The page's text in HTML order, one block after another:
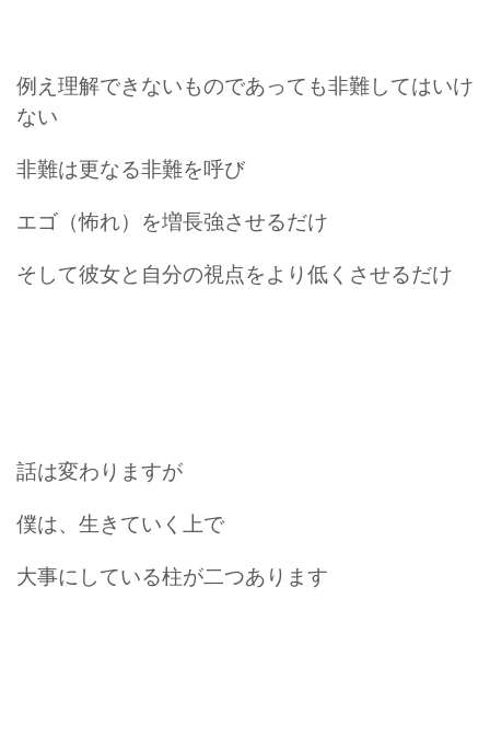
例え理解できないものであっても非難してはいけ
ない
非難は更なる非難を呼び
エゴ（怖れ）を増長強させるだけ
そして彼女と自分の視点をより低くさせるだけ
話は変わりますが
僕は、生きていく上で
大事にしている柱が二つあります